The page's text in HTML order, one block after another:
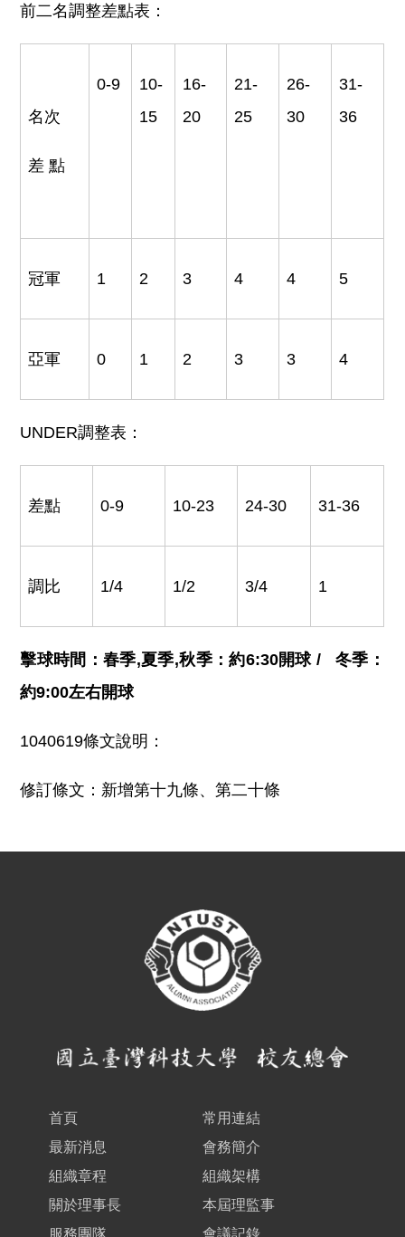
前二名調整差點表：
名次
差點
0-9
10-
15
16-
20
21-
25
26-
30
31-
36
冠軍 1 2 3 4 4 5
亞軍 0 1 2 3 3 4
UNDER調整表：
差點 0-9 10-23 24-30 31-36
調比 1/4 1/2 3/4 1
擊球時間：春季,夏季,秋季：約6:30開球/ 冬季：
約9:00左右開球
1040619條文說明：
修訂條文：新增第十九條、第二十條
首頁
常用連結
最新消息
會務簡介
組織章程
組織架構
關於理事長
本屆理監事